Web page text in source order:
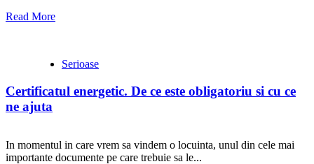
Read More
Serioase
Certificatul energetic. De ce este obligatoriu si cu ce
ne ajuta
In momentul in care vrem sa vindem o locuinta, unul din cele mai
importante documente pe care trebuie sa le...